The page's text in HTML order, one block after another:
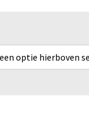
optie hierboven